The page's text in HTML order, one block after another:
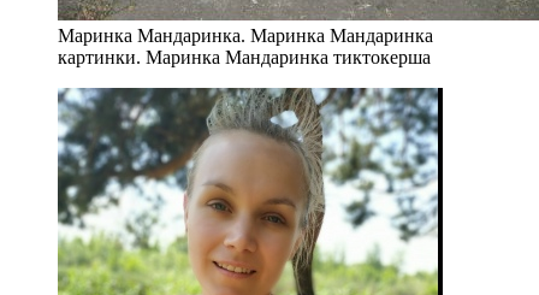
Маринка Мандаринка. Маринка Мандаринка
картинки. Маринка Мандаринка тиктокерша